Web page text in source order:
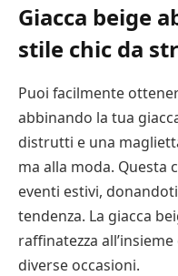
Giacca beige
stile chic da
Puoi facilmente
abbinando la tua
distrutti e una
ma alla moda. Questa
eventi estivi,
tendenza. La giacca
raffinatezza
diverse occasioni.